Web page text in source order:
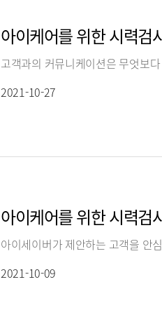
아이케어를 위한 시력검
2021-10-27
아이케어를 위한 시력검
2021-10-09